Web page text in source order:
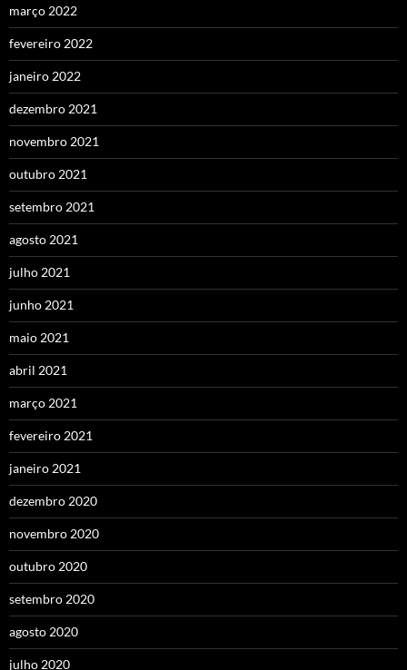
março 2022
fevereiro 2022
janeiro 2022
dezembro 2021
novembro 2021
outubro 2021
setembro 2021
agosto 2021
julho 2021
junho 2021
maio 2021
abril 2021
março 2021
fevereiro 2021
janeiro 2021
dezembro 2020
novembro 2020
outubro 2020
setembro 2020
agosto 2020
julho 2020